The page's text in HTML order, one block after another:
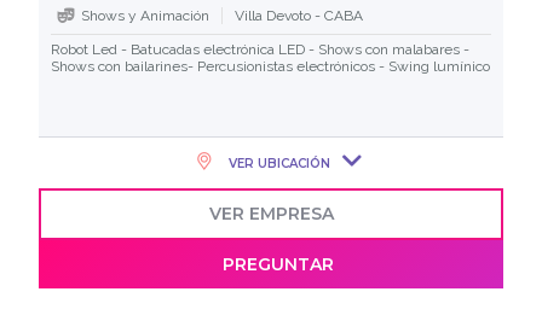
Shows y Animación
Villa Devoto - CABA
Robot Led - Batucadas electrónica LED - Shows con malabares -
Shows con bailarines- Percusionistas electrónicos - Swing lumínico
VER UBICACIÓN
VER EMPRESA
PREGUNTAR